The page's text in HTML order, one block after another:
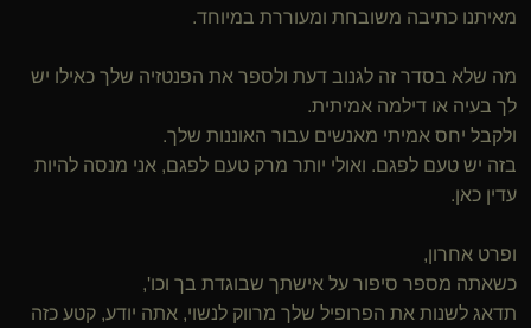
מאיתנו כתיבה משובחת ומעוררת במיוחד.
מה שלא בסדר זה לגנוב דעת ולספר את הפנטזיה שלך כאילו יש
לך בעיה או דילמה אמיתית.
ולקבל יחס אמיתי מאנשים עבור האוננות שלך.
בזה יש טעם לפגם. ואולי יותר מרק טעם לפגם, אני מנסה להיות
עדין כאן.
ופרט אחרון,
כשאתה מספר סיפור על אישתך שבוגדת בך וכו',
תדאג לשנות את הפרופיל שלך מרווק לנשוי, אתה יודע, קטע כזה